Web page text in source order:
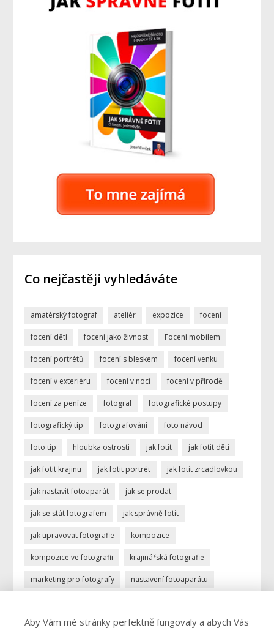
Co nejčastěji vyhledáváte
amatérský fotograf ateliér expozice focení
focení dětí focení jako živnost Focení mobilem
focení portrétů focení s bleskem focení venku
focení v exteriéru focení v noci focení v přírodě
focení za peníze fotograf fotografické postupy
fotografický tip fotografování foto návod
foto tip hloubka ostrosti jak fotit jak fotit děti
jak fotit krajinu jak fotit portrét jak fotit zrcadlovkou
jak nastavit fotoaparát jak se prodat
jak se stát fotografem jak správně fotit
jak upravovat fotografie kompozice
kompozice ve fotografii krajinářská fotografie
marketing pro fotografy nastavení fotoaparátu
profese fotograf profesionální fotograf
Aby Vám mé stránky perfektně fungovaly a abych Vás